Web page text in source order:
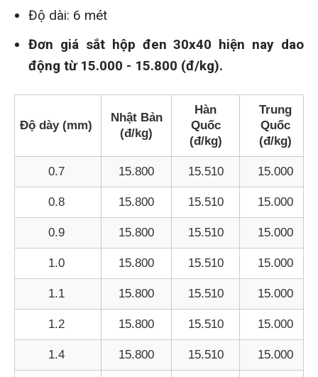
Độ dài: 6 mét
Đơn giá sắt hộp đen 30x40 hiện nay dao
động từ 15.000 - 15.800 (đ/kg).
Độ dày (mm)
Nhật Bản
(đ/kg)
Hàn
Quốc
(đ/kg)
Trung
Quốc
(đ/kg)
0.7 15.800 15.510 15.000
0.8 15.800 15.510 15.000
0.9 15.800 15.510 15.000
1.0 15.800 15.510 15.000
1.1 15.800 15.510 15.000
1.2 15.800 15.510 15.000
1.4 15.800 15.510 15.000